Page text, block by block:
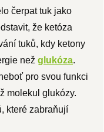
čerpat tuk jako
že ketóza
tuků, kdy ketony
než glukóza.
pro svou funkci
molekul glukózy.
které zabraňují